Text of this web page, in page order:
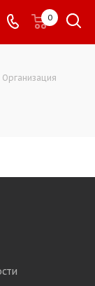
0
Организация